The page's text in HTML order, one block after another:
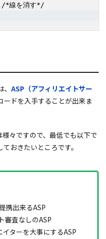
*線を消す*/
ASP（アフィリエイトサー
ードを入手することが出来ま
々ですので、最低でも以下で
おきたいところです。
携出来るASP
審査なしのASP
ターを大事にするASP